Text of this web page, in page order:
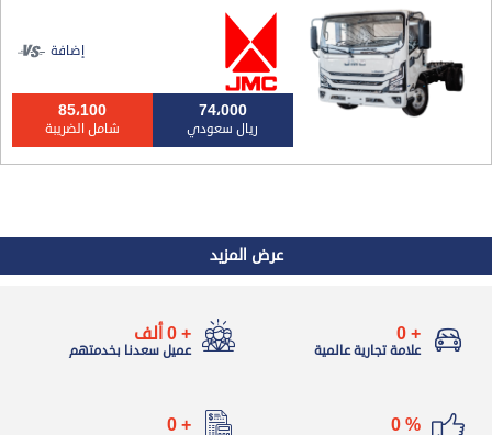
إضافة
74،000
ريال سعودي
85،100
شامل الضريبة
عرض المزيد
+
0
علامة تجارية عالمية
+
0ألف
عميل سعدنا بخدمتهم
%
0
+
0